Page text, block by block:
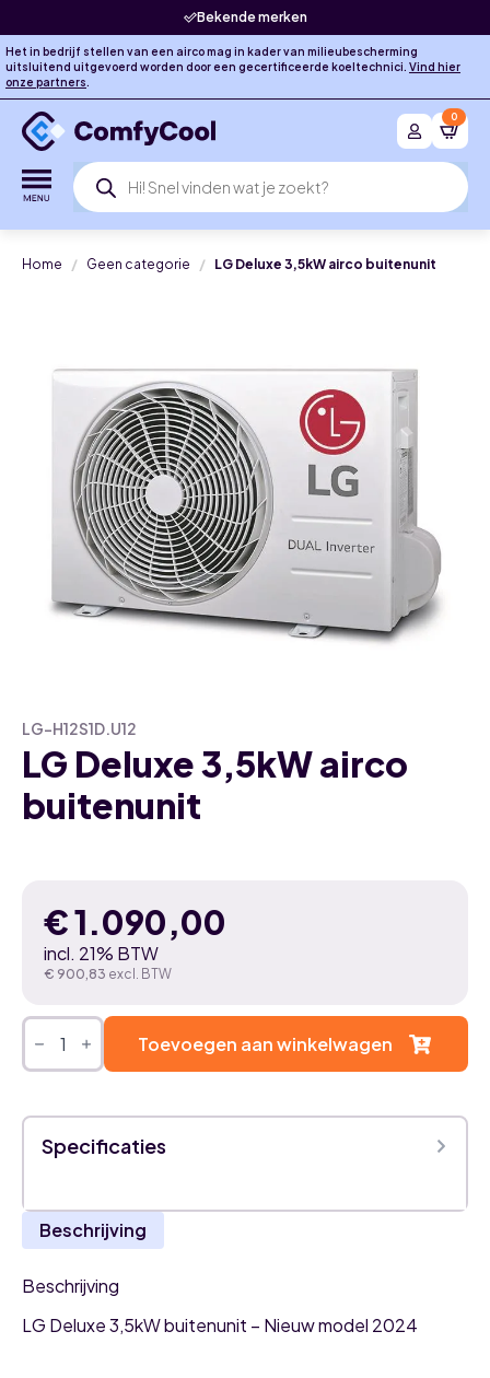
Bekende merken
Het in bedrijf stellen van een airco mag in kader van milieubescherming
uitsluitend uitgevoerd worden door een gecertificeerde koeltechnici. Vind hier
onze partners.
Producten
zoeken
0
Home Geen categorie LG Deluxe 3,5kW airco buitenunit
LG-H12S1D.U12
LG Deluxe 3,5kW airco
buitenunit
€1.090,00
incl. 21% BTW
€ 900,83 excl. BTW
LG
Deluxe
3,5kW
airco
aantal
Toevoegen aan winkelwagen
Specificaties
Beschrijving
Beschrijving
LG Deluxe 3,5kW buitenunit – Nieuw model 2024